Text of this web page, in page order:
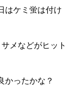
はケミ蛍は付け
メなどがヒット
かったかな？